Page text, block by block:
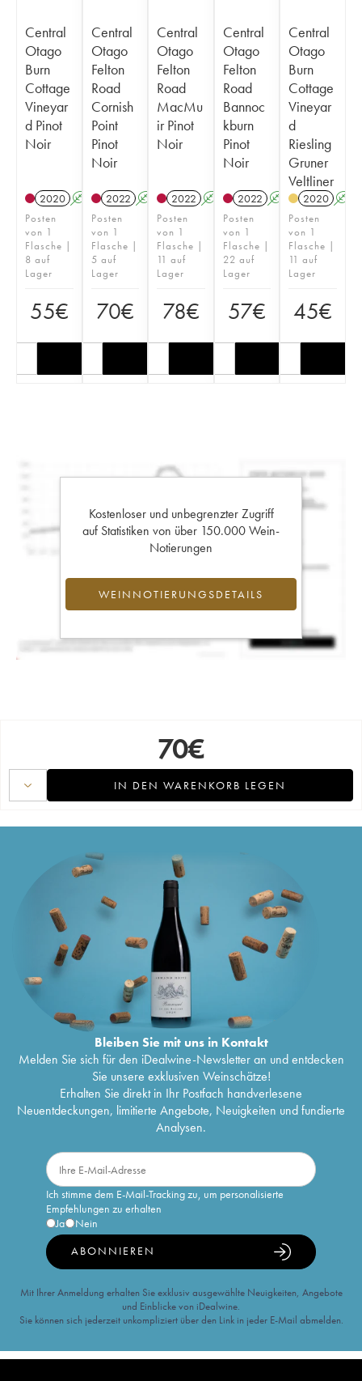
Central
Otago
Burn
Cottage
Vineyar
d Pinot
Noir
2020 A
Posten
von 1
Flasche |
8 auf
Lager
55€
Central
Otago
Felton
Road
Cornish
Point
Pinot
Noir
2022 A
Posten
von 1
Flasche |
5 auf
Lager
70€
Central
Otago
Felton
Road
MacMu
ir Pinot
Noir
2022 A
Posten
von 1
Flasche |
11 auf
Lager
78€
Central
Otago
Felton
Road
Bannoc
kburn
Pinot
Noir
2022 A
Posten
von 1
Flasche |
22 auf
Lager
57€
Central
Otago
Burn
Cottage
Vineyar
d
Riesling
Gruner
Veltliner
2020 A
Posten
von 1
Flasche |
11 auf
Lager
45€
Kostenloser und unbegrenzter Zugriff
auf Statistiken von über 150.000 Wein-
Notierungen
WEINNOTIERUNGSDETAILS
70€
IN DEN WARENKORB LEGEN
Bleiben Sie mit uns in Kontakt
Melden Sie sich für den iDealwine-Newsletter an und entdecken
Sie unsere exklusiven Weinschätze!
Erhalten Sie direkt in Ihr Postfach handverlesene
Neuentdeckungen, limitierte Angebote, Neuigkeiten und fundierte
Analysen.
Ich stimme dem E-Mail-Tracking zu, um personalisierte
Empfehlungen zu erhalten
Ja
Nein
ABONNIEREN
Mit Ihrer Anmeldung erhalten Sie exklusiv ausgewählte Neuigkeiten, Angebote
und Einblicke von iDealwine.
Sie können sich jederzeit unkompliziert über den Link in jeder E-Mail abmelden.